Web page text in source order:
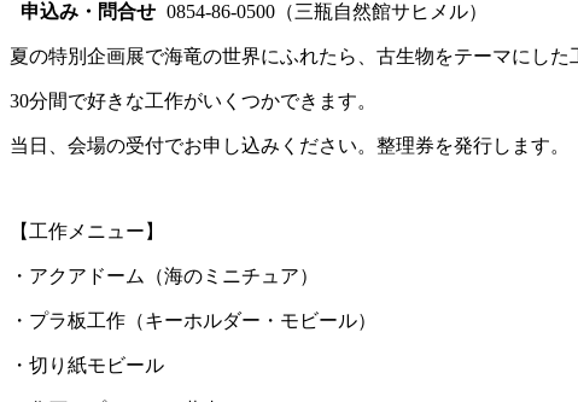
申込み・問合せ 0854-86-0500（三瓶自然館サヒメル）
夏の特別企画展で海竜の世界にふれたら、古生物をテーマにした
30分間で好きな工作がいくつかできます。
当日、会場の受付でお申し込みください。整理券を発行します。
【工作メニュー】
・アクアドーム（海のミニチュア）
・プラ板工作（キーホルダー・モビール）
・切り紙モビール